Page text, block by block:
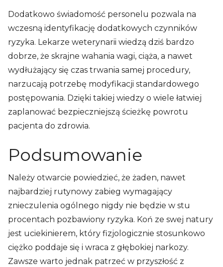
Dodatkowo świadomość personelu pozwala na
wczesną identyfikację dodatkowych czynników
ryzyka. Lekarze weterynarii wiedzą dziś bardzo
dobrze, że skrajne wahania wagi, ciąża, a nawet
wydłużający się czas trwania samej procedury,
narzucają potrzebę modyfikacji standardowego
postępowania. Dzięki takiej wiedzy o wiele łatwiej
zaplanować bezpieczniejszą ścieżkę powrotu
pacjenta do zdrowia.
Podsumowanie
Należy otwarcie powiedzieć, że żaden, nawet
najbardziej rutynowy zabieg wymagający
znieczulenia ogólnego nigdy nie będzie w stu
procentach pozbawiony ryzyka. Koń ze swej natury
jest uciekinierem, który fizjologicznie stosunkowo
ciężko poddaje się i wraca z głębokiej narkozy.
Zawsze warto jednak patrzeć w przyszłość z